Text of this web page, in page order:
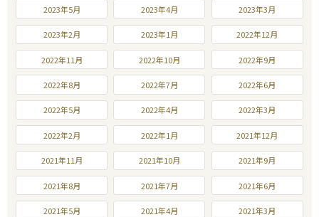
2023年5月 2023年4月 2023年3月
2023年2月 2023年1月 2022年12月
2022年11月 2022年10月 2022年9月
2022年8月 2022年7月 2022年6月
2022年5月 2022年4月 2022年3月
2022年2月 2022年1月 2021年12月
2021年11月 2021年10月 2021年9月
2021年8月 2021年7月 2021年6月
2021年5月 2021年4月 2021年3月